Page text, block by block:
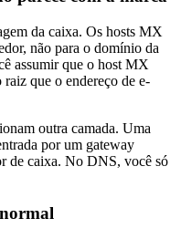
da caixa. Os hosts MX
não para o domínio da
assumir que o host MX
que o endereço de e-
outra camada. Uma
por um gateway
de caixa. No DNS, você só